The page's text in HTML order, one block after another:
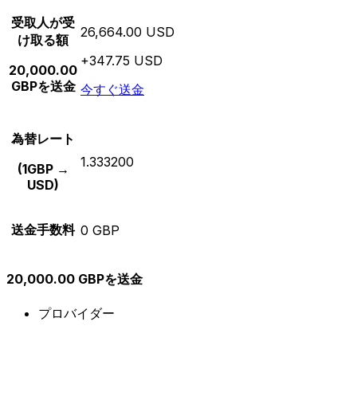
受取人が受
け取る額
20,000.00
GBPを送金
26,664.00 USD
+347.75 USD
今すぐ送金
為替レート
(1GBP →
USD)
1.333200
送金手数料 0 GBP
20,000.00 GBPを送金
プロバイダー